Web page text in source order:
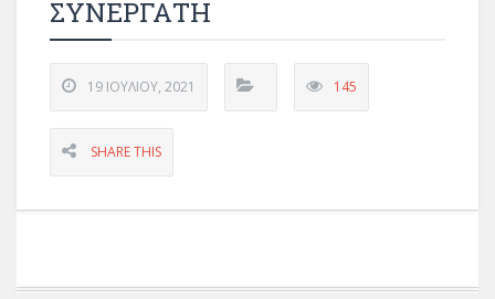
ΣΥΝΕΡΓΑΤΗ
19 ΙΟΥΛΊΟΥ, 2021 145
SHARE THIS